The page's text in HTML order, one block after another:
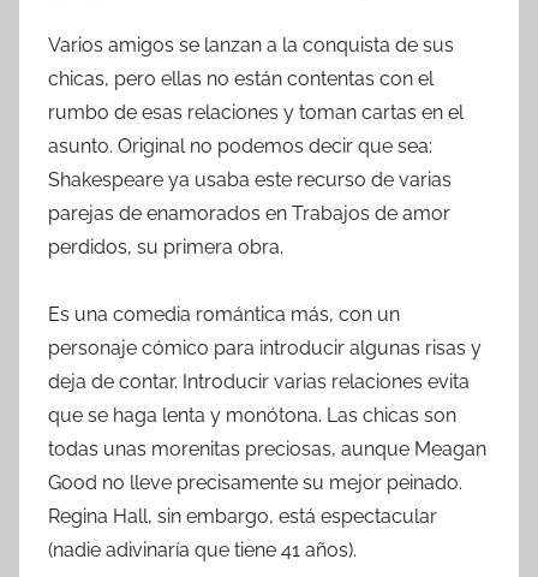
Varios amigos se lanzan a la conquista de sus
chicas, pero ellas no están contentas con el
rumbo de esas relaciones y toman cartas en el
asunto. Original no podemos decir que sea:
Shakespeare ya usaba este recurso de varias
parejas de enamorados en Trabajos de amor
perdidos, su primera obra.
Es una comedia romántica más, con un
personaje cómico para introducir algunas risas y
deja de contar. Introducir varias relaciones evita
que se haga lenta y monótona. Las chicas son
todas unas morenitas preciosas, aunque Meagan
Good no lleve precisamente su mejor peinado.
Regina Hall, sin embargo, está espectacular
(nadie adivinaría que tiene 41 años).